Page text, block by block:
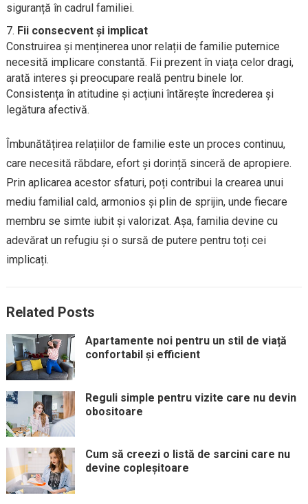
siguranță în cadrul familiei.
Fii consecvent și implicat
Construirea și menținerea unor relații de familie puternice
necesită implicare constantă. Fii prezent în viața celor dragi,
arată interes și preocupare reală pentru binele lor.
Consistența în atitudine și acțiuni întărește încrederea și
legătura afectivă.
Îmbunătățirea relațiilor de familie este un proces continuu,
care necesită răbdare, efort și dorință sinceră de apropiere.
Prin aplicarea acestor sfaturi, poți contribui la crearea unui
mediu familial cald, armonios și plin de sprijin, unde fiecare
membru se simte iubit și valorizat. Așa, familia devine cu
adevărat un refugiu și o sursă de putere pentru toți cei
implicați.
Related Posts
Apartamente noi pentru un stil de viață
confortabil și efficient
Reguli simple pentru vizite care nu devin
obositoare
Cum să creezi o listă de sarcini care nu
devine copleșitoare